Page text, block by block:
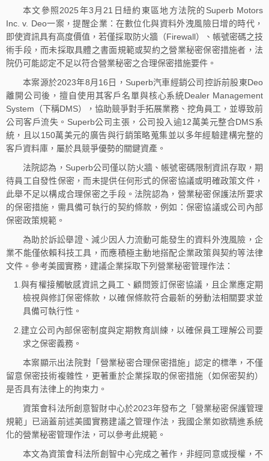
本文參照2025年3月21日紐約東區地方法院的Superb Motors
Inc. v. Deo一案，提醒企業：在數位化與資料外洩風險日增的時代，
即使資訊具有高度價值，若僅採取防火牆（Firewall）、帳號密碼之技
術手段，而未採取具體之書面規範或契約之營業秘密保密措施者，法
院仍可能認定不足以符合營業秘密之合理保密措施要件。
本案源於2023年8月16日，Superb汽車經銷公司控訴前股東Deo
離開公司後，擅自使用其客戶名單與核心系統Dealer Management
System（下稱DMS），協助競爭對手拓展業務、挖角員工，並導致前
公司客戶流失。Superb公司主張，公司投入逾12萬美元整合DMS系
統，且以150萬美元的廣告與行銷策略蒐集並以多年經驗建構完整的
客戶資料庫，屬於具競爭優勢的關鍵資產。
法院認為，Superb公司僅以防火牆、帳號密碼限制資訊存取，期
待員工自發性保密，而未提供任何形式的保密協議或明確政策文件，
此舉不足以構成合理保密之手段。法院認為，營業秘密保護法所要求
的保密措施，需具備可執行的契約條款，例如：保密協議或公司內部
保密政策規範。
為助於訴訟舉證、減少因人力流動可能發生的資料外洩風險，企
業不能僅依賴科技工具，而應積極主動地搭配企業政策與契約等法律
文件。參考美國實務，建議企業採取下列營業秘密管理作法：
1.與有權接觸敏感資訊之員工、顧問簽訂保密協議，且企業應定期
檢視與修訂保密條款，以確保條款符合最新的勞動法相關要求並
具備可執行性。
2.建立公司內部保密制度與定期教育訓練，以確保員工理解公司要
求之保密義務。
本案顯示出法院對「營業秘密合理保密措施」認定的標準，不僅
留意保密技術複雜性，更著重於企業採取的保密措施（如保密契約）
是否具有法律上的拘束力。
資策會科法所創意智財中心於2023年發布之「營業秘密保護管理
規範」已涵蓋前述美國實務建議之管理作法，我國企業如欲精進系統
化的營業秘密管理作法，可以參考此規範。
本文為資策會科法所創智中心完成之著作，非經同意或授權，不